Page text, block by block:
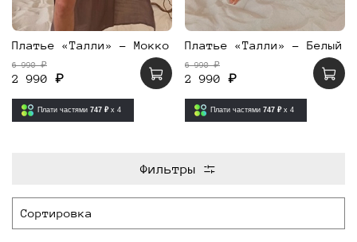
Платье «Талли» - Мокко
6 990 ₽
2 990 ₽
Плати частями 747 ₽ x 4
Платье «Талли» - Белый
6 990 ₽
2 990 ₽
Плати частями 747 ₽ x 4
Фильтры